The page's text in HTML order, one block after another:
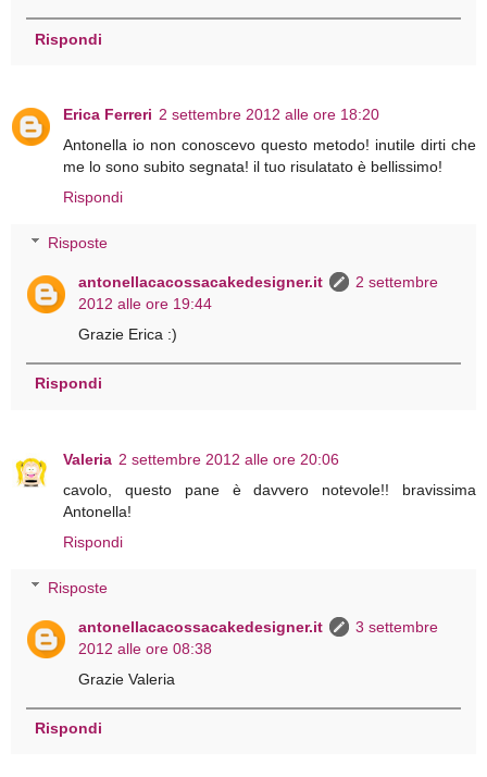
Rispondi
Erica Ferreri 2 settembre 2012 alle ore 18:20
Antonella io non conoscevo questo metodo! inutile dirti che
me lo sono subito segnata! il tuo risulatato è bellissimo!
Rispondi
Risposte
antonellacacossacakedesigner.it
2 settembre
2012 alle ore 19:44
Grazie Erica :)
Rispondi
Valeria 2 settembre 2012 alle ore 20:06
cavolo, questo pane è davvero notevole!! bravissima
Antonella!
Rispondi
Risposte
antonellacacossacakedesigner.it
3 settembre
2012 alle ore 08:38
Grazie Valeria
Rispondi